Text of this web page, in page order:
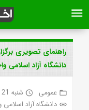
menu
دانشگاه آزاد
folder_open عمومی access_time شنبه 21 تیر 1399 ساعت 12:24
link دانشگاه آزاد